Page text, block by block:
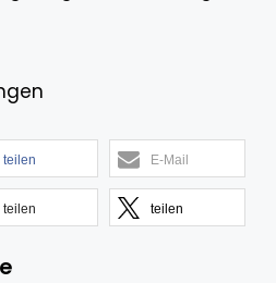
teilen E-Mail
teilen teilen